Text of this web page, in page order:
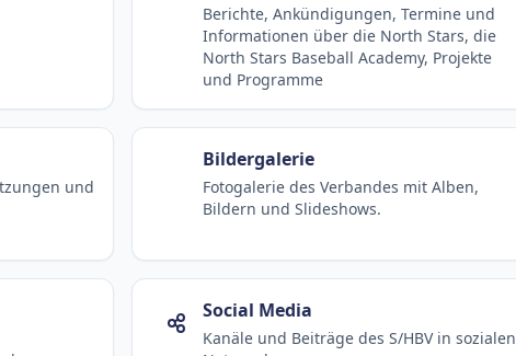
Berichte, Ankündigungen, Termine und
Informationen über die North Stars, die
North Stars Baseball Academy, Projekte
und Programme
und
Bildergalerie
Fotogalerie des Verbandes mit Alben,
Bildern und Slideshows.
Social Media
Kanäle und Beiträge des S/HBV in sozialen